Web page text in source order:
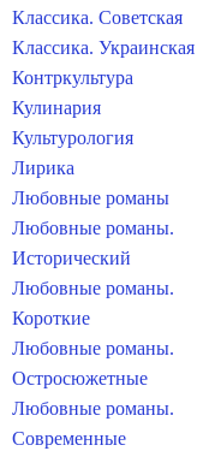
Классика. Советская
Классика. Украинская
Контркультура
Кулинария
Культурология
Лирика
Любовные романы
Любовные романы.
Исторический
Любовные романы.
Короткие
Любовные романы.
Остросюжетные
Любовные романы.
Современные